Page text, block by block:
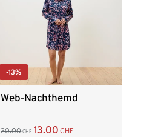
-13%
Web-Nachthemd
20.00 CHF 13.00 CHF